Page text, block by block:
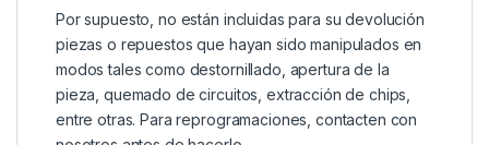
Por supuesto, no están incluidas para su devolución
piezas o repuestos que hayan sido manipulados en
modos tales como destornillado, apertura de la
pieza, quemado de circuitos, extracción de chips,
entre otras. Para reprogramaciones, contacten con